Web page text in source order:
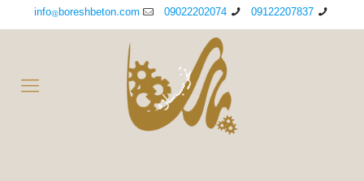
09122207837
09022202074
info@boreshbeton.com